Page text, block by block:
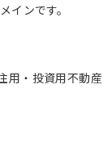
ンです。
用・投資用不動産